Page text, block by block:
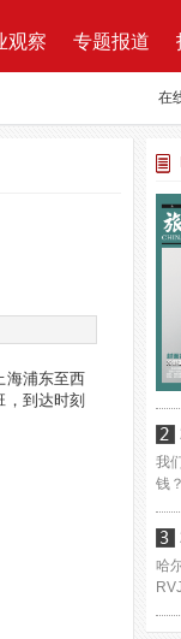
观察 专题报道
在
海浦东至西
，到达时刻
我
钱
哈